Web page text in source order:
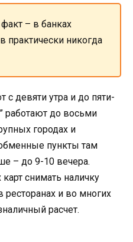
– в банках
практически никогда
девяти утра и до пяти-
работают до восьми
городах и
обменные пункты там
– до 9-10 вечера.
снимать наличку
ресторанах и во многих
расчет.